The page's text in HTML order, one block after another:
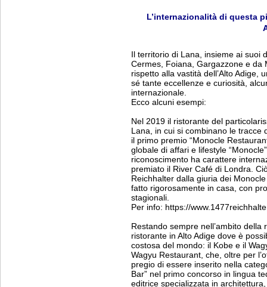
L’internazionalità di questa
Il territorio di Lana, insieme ai suoi
Cermes, Foiana, Gargazzone e da
rispetto alla vastità dell’Alto Adige,
sé tante eccellenze e curiosità,
internazionale.
Ecco alcuni esempi:
Nel 2019 il ristorante del
Lana, in cui si combinano le tracce
il primo premio “Monocle
globale di affari e lifestyle
riconoscimento ha carattere
premiato il River Café di Londra.
Reichhalter dalla giuria dei
fatto rigorosamente in casa, con
stagionali.
Per info: https://
Restando sempre nell’ambito della
ristorante in Alto Adige dove è
costosa del mondo: il Kobe e il
Wagyu Restaurant, che, oltre per
pregio di essere inserito nella
Bar” nel primo concorso in lingua
editrice specializzata in